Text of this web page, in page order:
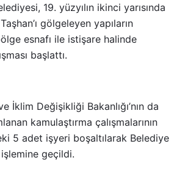
19. yüzyılın ikinci yarısında
gölgeleyen yapıların
esnafı ile istişare halinde
başlattı.
İklim Değişikliği Bakanlığı’nın da
kamulaştırma çalışmalarının
5 adet işyeri boşaltılarak Belediye
geçildi.